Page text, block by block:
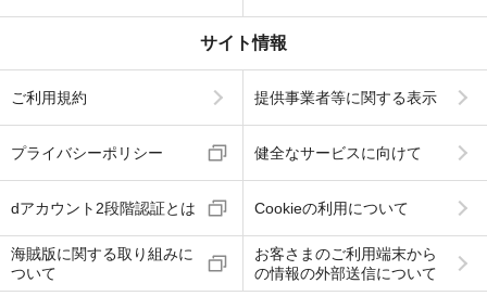
サイト情報
ご利用規約 提供事業者等に関する表示
プライバシーポリシー 健全なサービスに向けて
dアカウント2段階認証とは Cookieの利用について
海賊版に関する取り組みに
ついて
お客さまのご利用端末から
の情報の外部送信について